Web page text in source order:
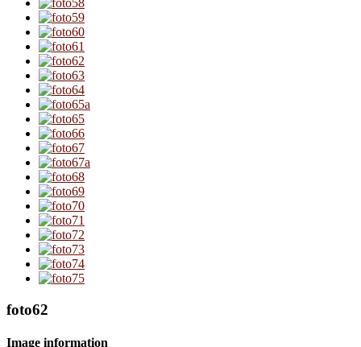
foto62
Image information